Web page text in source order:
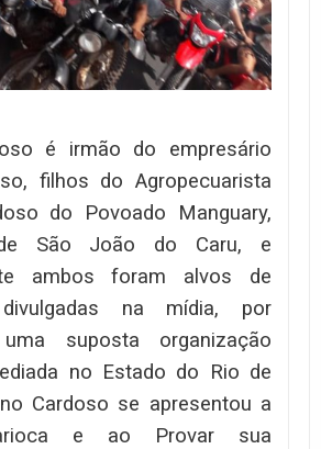
é irmão do empresário
filhos do Agropecuarista
do Povoado Manguary,
São João do Caru, e
ambos foram alvos de
divulgadas na mídia, por
suposta organização
no Estado do Rio de
Cardoso se apresentou a
e ao Provar sua